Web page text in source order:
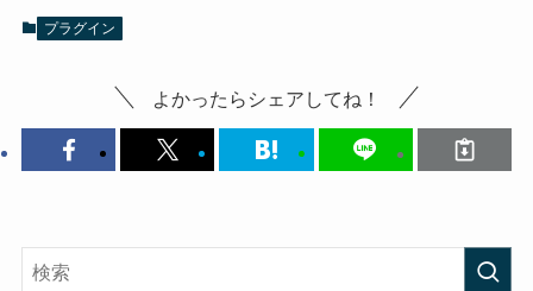
プラグイン
よかったらシェアしてね！